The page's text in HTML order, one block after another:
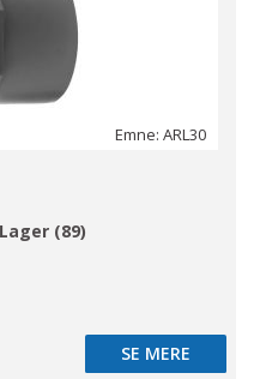
Emne: ARL30
Lager (89)
SE MERE
SE MERE